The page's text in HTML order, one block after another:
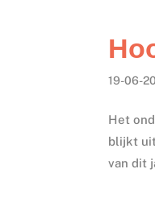
19-06-
Het
blijkt
van dit